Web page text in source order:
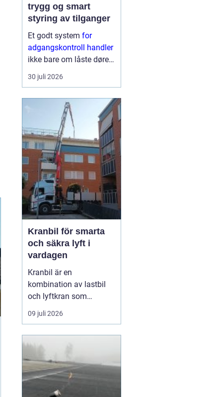
trygg og smart
styring av tilganger
Et godt system for
adgangskontroll handler
ikke bare om låste dører.
Det handler om å ha
oversikt, kunne styre
sikre mennesker, verdier
og informasjon på en
ryddig måte. Moderne
lø...
30 juli 2026
Kranbil för smarta
och säkra lyft i
vardagen
Kranbil är en
kombination av lastbil
och lyftkran som
används när tungt eller
skrymmande material
säkert och
Genom att hyra en
kranbil kan
privatpersoner, företag
09 juli 2026